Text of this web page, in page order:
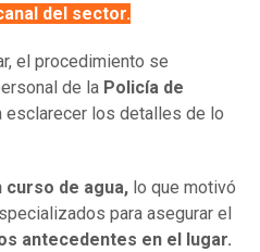
del sector.
el procedimiento se
de la Policía de
esclarecer los detalles de lo
curso de agua, lo que motivó
para asegurar el
antecedentes en el lugar.